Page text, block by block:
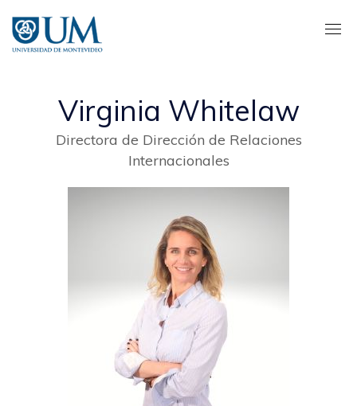
contenido
principal
Virginia Whitelaw
Directora de Dirección de Relaciones
Internacionales